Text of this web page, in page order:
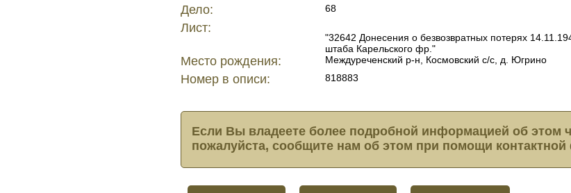
Дело: 68
Лист:
"32642 Донесения о безвозвратных потерях
штаба Карельского фр."
Место рождения: Междуреченский р-н, Космовский с/с, д. Югрино
Номер в описи: 818883
Если Вы владеете более подробной информацией об этом
пожалуйста, сообщите нам об этом при помощи